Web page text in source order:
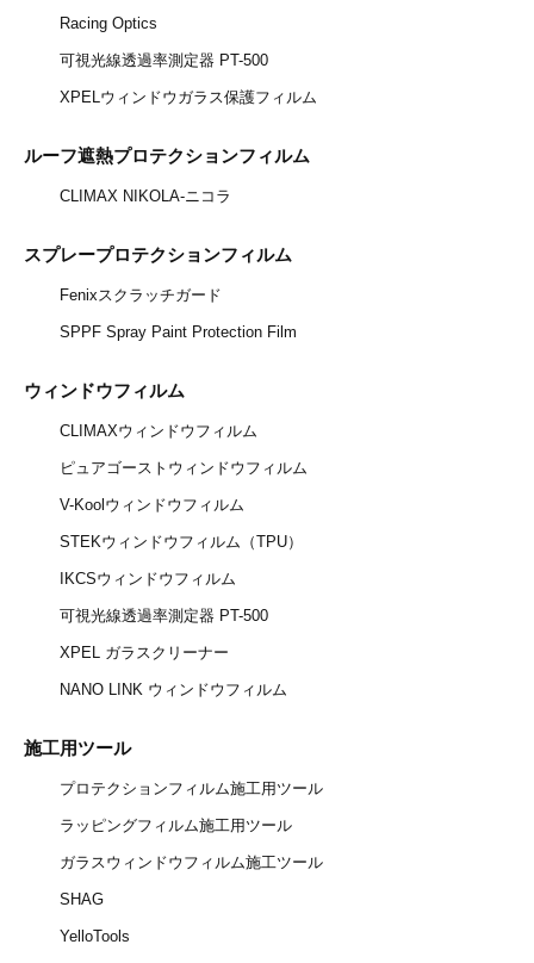
Racing Optics
可視光線透過率測定器 PT-500
XPELウィンドウガラス保護フィルム
ルーフ遮熱プロテクションフィルム
CLIMAX NIKOLA-ニコラ
スプレープロテクションフィルム
Fenixスクラッチガード
SPPF Spray Paint Protection Film
ウィンドウフィルム
CLIMAXウィンドウフィルム
ピュアゴーストウィンドウフィルム
V-Koolウィンドウフィルム
STEKウィンドウフィルム（TPU）
IKCSウィンドウフィルム
可視光線透過率測定器 PT-500
XPEL ガラスクリーナー
NANO LINK ウィンドウフィルム
施工用ツール
プロテクションフィルム施工用ツール
ラッピングフィルム施工用ツール
ガラスウィンドウフィルム施工ツール
SHAG
YelloTools